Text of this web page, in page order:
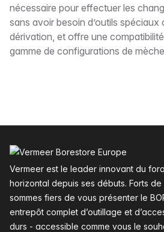
nécessaire pour effectuer les
sans avoir besoin d’outils spéciaux
dérivation, et offre une
gamme de configurations de
Vermeer est le leader innovant du
horizontal depuis ses débuts. Forts
sommes fiers de vous présenter le
entrepôt complet d’outillage et
durs - accessible comme vous le